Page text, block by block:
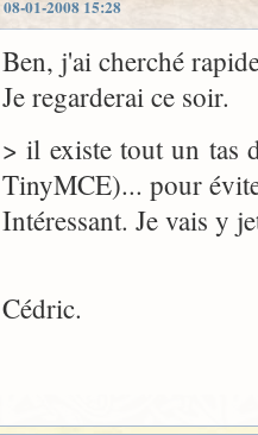
08-01-2008 15:28
Ben, j'ai cherché
Je regarderai ce soir.
> il existe tout un tas
TinyMCE)... pour
Intéressant. Je vais y
Cédric.